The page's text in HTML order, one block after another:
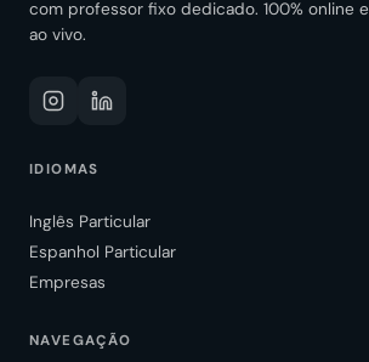
com professor fixo dedicado. 100% online e
ao vivo.
IDIOMAS
Inglês Particular
Espanhol Particular
Empresas
NAVEGAÇÃO